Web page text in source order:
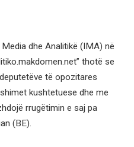
dhe Analitikë (IMA) në
thotë se
të opozitares
kushtetuese dhe me
rrugëtimin e saj pa
(BE).